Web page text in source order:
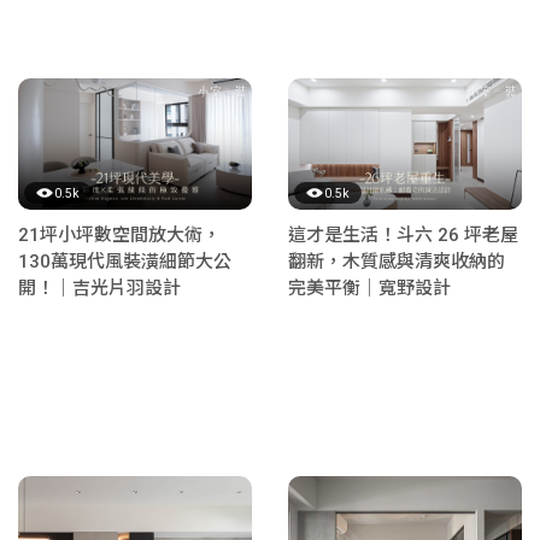
0.5k
21坪小坪數空間放大術，
130萬現代風裝潢細節大公
開！｜吉光片羽設計
0.5k
這才是生活！斗六 26 坪老屋
翻新，木質感與清爽收納的
完美平衡｜寬野設計